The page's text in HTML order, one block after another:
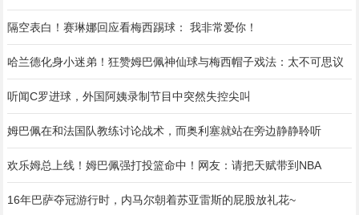
隔空表白！赛琳娜回应看梅西踢球： 我非常爱你！
哈兰德化身小迷弟！狂赞姆巴佩神仙球与梅西帽子戏法：太不可思议
听闻C罗进球，外国阿姨录制节目中突然失控尖叫
姆巴佩在和法国队教练讨论战术，而奥利塞就站在旁边静静聆听
欢乐姆总上线！姆巴佩强打投篮命中！网友：请把天赋带到NBA
16年巴萨夺冠游行时，内马尔朝着苏亚雷斯的屁股放礼花~